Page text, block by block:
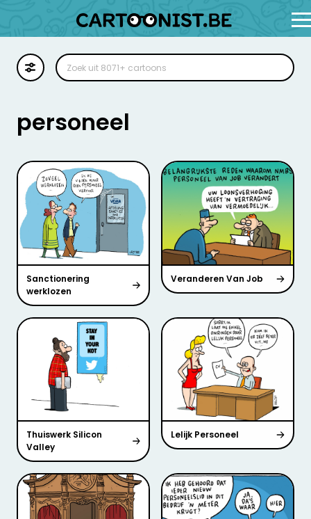
Zoekplaat
Stockillustratie
Strip
personeel
Sanctionering
werklozen
Veranderen Van Job
Thuiswerk Silicon
Valley
Lelijk Personeel